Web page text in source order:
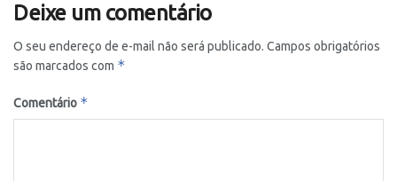
Deixe um comentário
O seu endereço de e-mail não será publicado. Campos obrigatórios
são marcados com *
Comentário *